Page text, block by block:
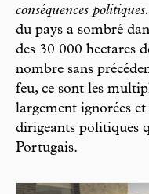
conséquences politiques.
du pays a sombré
des 30 000 hectares
nombre sans
feu, ce sont les
largement ignorées
dirigeants politiques
Portugais.